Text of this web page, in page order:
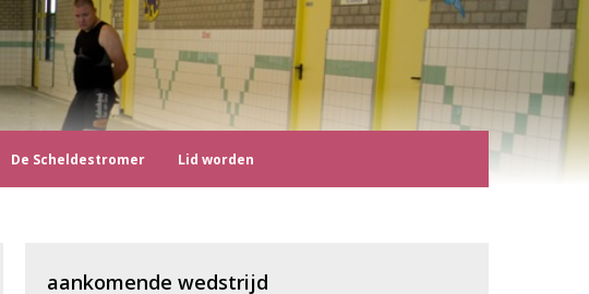
De Scheldestromer Lid worden
aankomende wedstrijd